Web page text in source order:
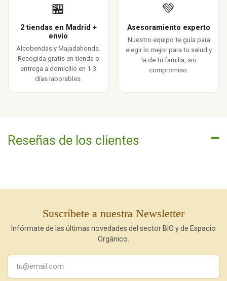
🏪
2 tiendas en Madrid +
envío
Alcobendas y Majadahonda.
Recogida gratis en tienda o
entrega a domicilio en 1-3
días laborables.
💚
Asesoramiento experto
Nuestro equipo te guía para
elegir lo mejor para tu salud y
la de tu familia, sin
compromiso.
Reseñas de los clientes
Suscríbete a nuestra Newsletter
Infórmate de las últimas novedades del sector BIO y de Espacio
Orgánico.